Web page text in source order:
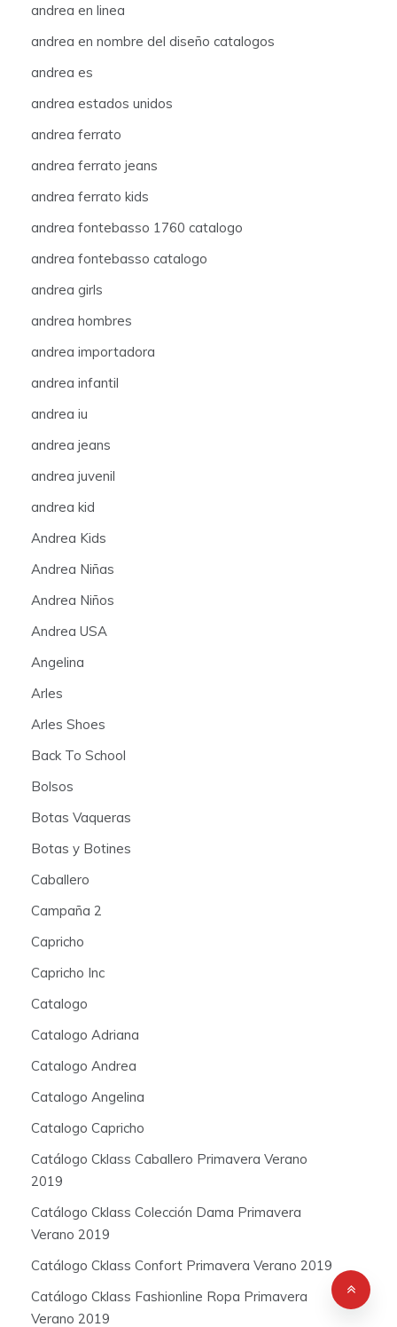
andrea en linea
andrea en nombre del diseño catalogos
andrea es
andrea estados unidos
andrea ferrato
andrea ferrato jeans
andrea ferrato kids
andrea fontebasso 1760 catalogo
andrea fontebasso catalogo
andrea girls
andrea hombres
andrea importadora
andrea infantil
andrea iu
andrea jeans
andrea juvenil
andrea kid
Andrea Kids
Andrea Niñas
Andrea Niños
Andrea USA
Angelina
Arles
Arles Shoes
Back To School
Bolsos
Botas Vaqueras
Botas y Botines
Caballero
Campaña 2
Capricho
Capricho Inc
Catalogo
Catalogo Adriana
Catalogo Andrea
Catalogo Angelina
Catalogo Capricho
Catálogo Cklass Caballero Primavera Verano
2019
Catálogo Cklass Colección Dama Primavera
Verano 2019
Catálogo Cklass Confort Primavera Verano 2019
Catálogo Cklass Fashionline Ropa Primavera
Verano 2019